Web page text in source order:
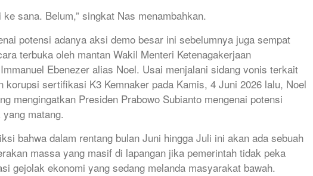
ke sana. Belum,” singkat Nas menambahkan.
potensi adanya aksi demo besar ini sebelumnya juga sempat
terbuka oleh mantan Wakil Menteri Ketenagakerjaan
Ebenezer alias Noel. Usai menjalani sidang vonis terkait
korupsi sertifikasi K3 Kemnaker pada Kamis, 4 Juni 2026 lalu, Noel
mengingatkan Presiden Prabowo Subianto mengenai potensi
matang.
bahwa dalam rentang bulan Juni hingga Juli ini akan ada sebuah
massa yang masif di lapangan jika pemerintah tidak peka
gejolak ekonomi yang sedang melanda masyarakat bawah.